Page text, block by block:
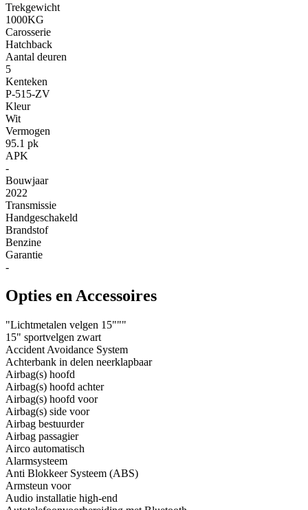
Trekgewicht
1000KG
Carosserie
Hatchback
Aantal deuren
5
Kenteken
P-515-ZV
Kleur
Wit
Vermogen
95.1 pk
APK
-
Bouwjaar
2022
Transmissie
Handgeschakeld
Brandstof
Benzine
Garantie
-
Opties en Accessoires
"Lichtmetalen velgen 15"""
15" sportvelgen zwart
Accident Avoidance System
Achterbank in delen neerklapbaar
Airbag(s) hoofd
Airbag(s) hoofd achter
Airbag(s) hoofd voor
Airbag(s) side voor
Airbag bestuurder
Airbag passagier
Airco automatisch
Alarmsysteem
Anti Blokkeer Systeem (ABS)
Armsteun voor
Audio installatie high-end